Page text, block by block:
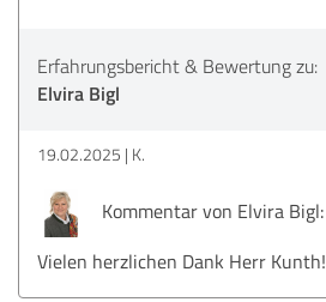
Erfahrungsbericht & Bewertung zu:
Elvira Bigl
19.02.2025 K.
Kommentar von Elvira Bigl:
Vielen herzlichen Dank Herr Kunth!